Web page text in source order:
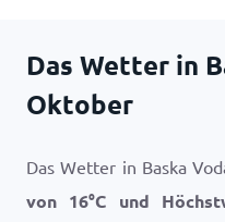
Das Wetter in
Oktober
Das Wetter in Baska
von 16°C und